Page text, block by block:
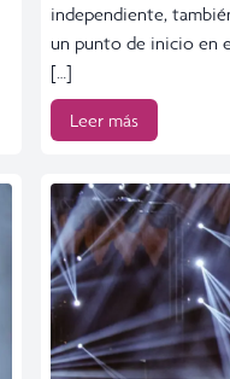
independiente,
un punto de inicio en
[…]
Leer más